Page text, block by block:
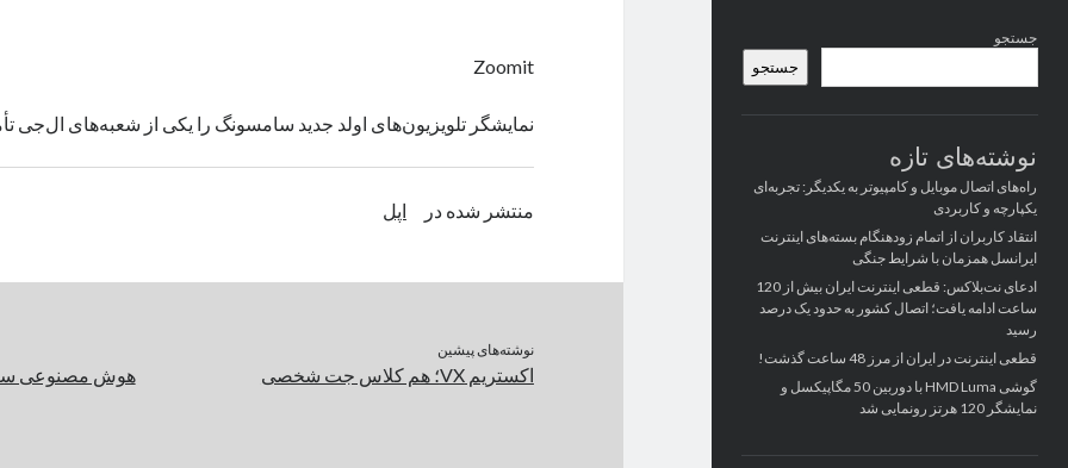
کناری
جستجو
جستجو
نوشته‌های تازه
راه‌های اتصال موبایل و کامپیوتر به یکدیگر: تجربه‌ای
یکپارچه و کاربردی
انتقاد کاربران از اتمام زودهنگام بسته‌های اینترنت
ایرانسل همزمان با شرایط جنگی
ادعای نت‌بلاکس: قطعی اینترنت ایران بیش از 120
ساعت ادامه یافت؛ اتصال کشور به حدود یک درصد
رسید
قطعی اینترنت در ایران از مرز 48 ساعت گذشت!
گوشی HMD Luma با دوربین 50 مگاپیکسل و
نمایشگر 120 هرتز رونمایی شد
Zoomit
نمایشگر تلویزیون‌های اولد جدید سامسونگ را یکی از شعبه‌های ال‌جی
منتشر شده در اپل
نوشته‌های پیشین
اکستریم VX؛ هم کلاس جت شخصی
هوش مصنوعی